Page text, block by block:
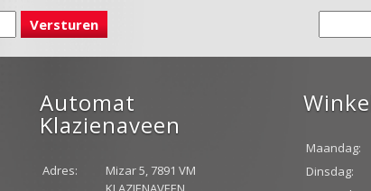
Automat
Klazienaveen
Adres:
Mizar 5, 7891 VM
Maandag:
Dinsdag: